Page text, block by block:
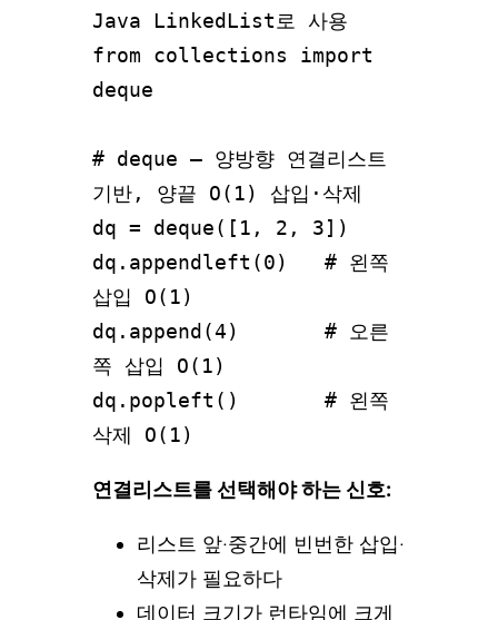
Java LinkedList로 사용
from collections import
deque
# deque — 양방향 연결리스트
기반, 양끝 O(1) 삽입·삭제
dq = deque([1, 2, 3])
dq.appendleft(0)   # 왼쪽
삽입 O(1)
dq.append(4)       # 오른
쪽 삽입 O(1)
dq.popleft()       # 왼쪽
삭제 O(1)
연결리스트를 선택해야 하는 신호:
리스트 앞·중간에 빈번한 삽입·
삭제가 필요하다
데이터 크기가 런타임에 크게